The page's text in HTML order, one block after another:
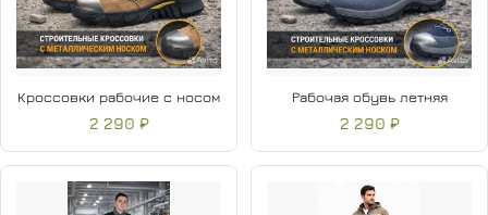
Кроссовки рабочие с носом
2 290 ₽
Рабочая обувь летняя
2 290 ₽